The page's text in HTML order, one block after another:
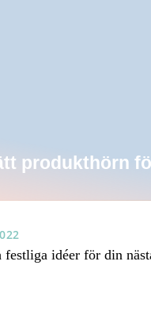
produkthörn
festliga idéer för din